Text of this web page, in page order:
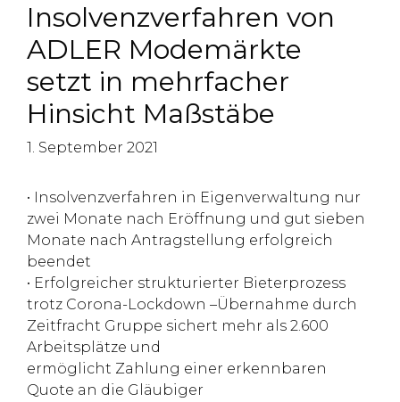
Insolvenzverfahren von
ADLER Modemärkte
setzt in mehrfacher
Hinsicht Maßstäbe
1. September 2021
• Insolvenzverfahren in Eigenverwaltung nur
zwei Monate nach Eröffnung und gut sieben
Monate nach Antragstellung erfolgreich
beendet
• Erfolgreicher strukturierter Bieterprozess
trotz Corona-Lockdown –Übernahme durch
Zeitfracht Gruppe sichert mehr als 2.600
Arbeitsplätze und
ermöglicht Zahlung einer erkennbaren
Quote an die Gläubiger